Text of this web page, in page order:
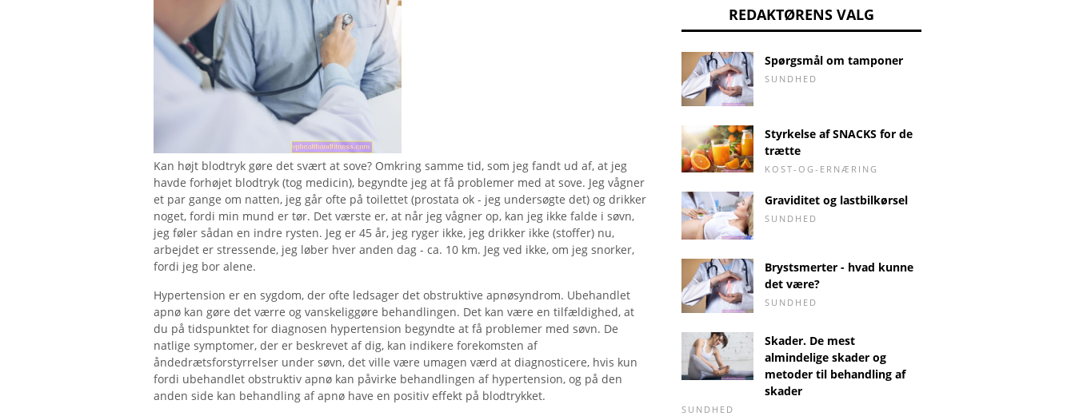
Kan højt blodtryk gøre det svært at sove? Omkring samme tid, som jeg fandt ud af, at jeg
havde forhøjet blodtryk (tog medicin), begyndte jeg at få problemer med at sove. Jeg vågner
et par gange om natten, jeg går ofte på toilettet (prostata ok - jeg undersøgte det) og drikker
noget, fordi min mund er tør. Det værste er, at når jeg vågner op, kan jeg ikke falde i søvn,
jeg føler sådan en indre rysten. Jeg er 45 år, jeg ryger ikke, jeg drikker ikke (stoffer) nu,
arbejdet er stressende, jeg løber hver anden dag - ca. 10 km. Jeg ved ikke, om jeg snorker,
fordi jeg bor alene.
Hypertension er en sygdom, der ofte ledsager det obstruktive apnøsyndrom. Ubehandlet
apnø kan gøre det værre og vanskeliggøre behandlingen. Det kan være en tilfældighed, at
du på tidspunktet for diagnosen hypertension begyndte at få problemer med søvn. De
natlige symptomer, der er beskrevet af dig, kan indikere forekomsten af ​​
åndedrætsforstyrrelser under søvn, det ville være umagen værd at diagnosticere, hvis kun
fordi ubehandlet obstruktiv apnø kan påvirke behandlingen af ​​hypertension, og på den
anden side kan behandling af apnø have en positiv effekt på blodtrykket.
REDAKTØRENS VALG
Spørgsmål om tamponer
SUNDHED
Styrkelse af SNACKS for de
trætte
KOST-OG-ERNÆRING
Graviditet og lastbilkørsel
SUNDHED
Brystsmerter - hvad kunne
det være?
SUNDHED
Skader. De mest
almindelige skader og
metoder til behandling af
skader
SUNDHED